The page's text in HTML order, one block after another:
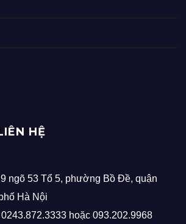
HỆ
ngõ 53 Tổ 5, phường Bồ Đề, quận
Hà Nội
hoặc 093.202.9968